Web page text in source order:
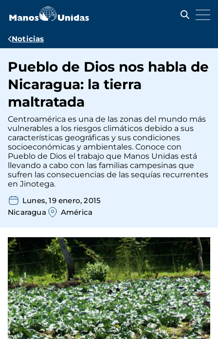
contenido
Ruta
navegación
Noticias
Pueblo de Dios nos habla de
Nicaragua: la tierra
maltratada
Centroamérica es una de las zonas del mundo más
vulnerables a los riesgos climáticos debido a sus
características geográficas y sus condiciones
socioeconómicas y ambientales. Conoce con
Pueblo de Dios el trabajo que Manos Unidas está
llevando a cabo con las familias campesinas que
sufren las consecuencias de las sequías recurrentes
en Jinotega.
Lunes, 19 enero, 2015
Nicaragua
América